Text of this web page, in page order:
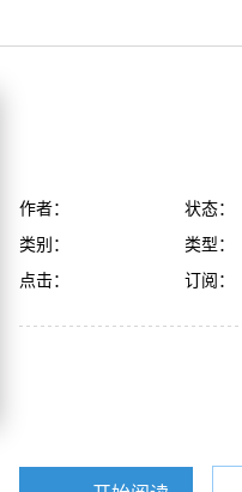
作者：
状态：
类别：
类型：
点击：
订阅：